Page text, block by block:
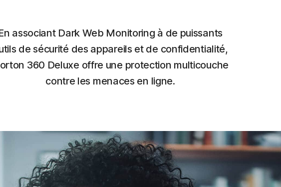
associant Dark Web Monitoring à de puissants
de sécurité des appareils et de confidentialité,
360 Deluxe offre une protection multicouche
contre les menaces en ligne.